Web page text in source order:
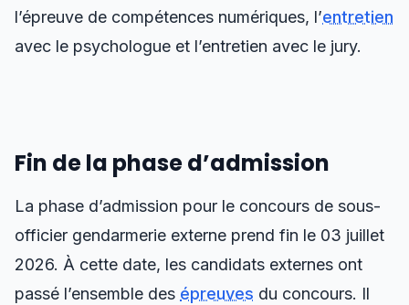
l’épreuve de compétences numériques, l’entretien
avec le psychologue et l’entretien avec le jury.
Fin de la phase d’admission
La phase d’admission pour le concours de sous-
officier gendarmerie externe prend fin le 03 juillet
2026. À cette date, les candidats externes ont
passé l’ensemble des épreuves du concours. Il